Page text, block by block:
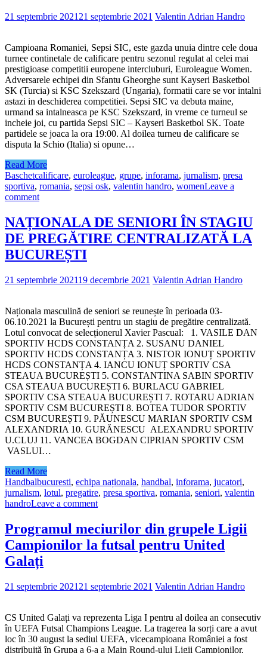
21 septembrie 202121 septembrie 2021 Valentin Adrian Handro
Campioana Romaniei, Sepsi SIC, este gazda unuia dintre cele doua
turnee continetale de calificare pentru sezonul regulat al celei mai
prestigioase competitii europene intercluburi, Euroleague Women.
Adversarele echipei din Sfantu Gheorghe sunt Kayseri Basketbol
SK (Turcia) si KSC Szekszard (Ungaria), formatii care se vor intalni
astazi in deschiderea competitiei. Sepsi SIC va debuta maine,
urmand sa intalneasca pe KSC Szekszard, in vreme ce turneul se
incheie joi, cu partida Sepsi SIC – Kayseri Basketbol SK. Toate
partidele se joaca la ora 19:00. Al doilea turneu de calificare se
disputa la Schio (Italia) si opune…
Read More
Baschetcalificare, euroleague, grupe, inforama, jurnalism, presa
sportiva, romania, sepsi osk, valentin handro, womenLeave a
comment
NAȚIONALA DE SENIORI ÎN STAGIU
DE PREGĂTIRE CENTRALIZATĂ LA
BUCUREȘTI
21 septembrie 202119 decembrie 2021 Valentin Adrian Handro
Naționala masculină de seniori se reunește în perioada 03-
06.10.2021 la București pentru un stagiu de pregătire centralizată.
Lotul convocat de selecționerul Xavier Pascual: 1. VASILE DAN
SPORTIV HCDS CONSTANȚA 2. SUSANU DANIEL
SPORTIV HCDS CONSTANȚA 3. NISTOR IONUȚ SPORTIV
HCDS CONSTANȚA 4. IANCU IONUȚ SPORTIV CSA
STEAUA BUCUREȘTI 5. CONSTANTINA SABIN SPORTIV
CSA STEAUA BUCUREȘTI 6. BURLACU GABRIEL
SPORTIV CSA STEAUA BUCUREȘTI 7. ROTARU ADRIAN
SPORTIV CSM BUCUREȘTI 8. BOTEA TUDOR SPORTIV
CSM BUCUREȘTI 9. PĂUNESCU MARIAN SPORTIV CSM
ALEXANDRIA 10. GURĂNESCU ALEXANDRU SPORTIV
U.CLUJ 11. VANCEA BOGDAN CIPRIAN SPORTIV CSM
VASLUI…
Read More
Handbalbucuresti, echipa naționala, handbal, inforama, jucatori,
jurnalism, lotul, pregatire, presa sportiva, romania, seniori, valentin
handroLeave a comment
Programul meciurilor din grupele Ligii
Campionilor la futsal pentru United
Galați
21 septembrie 2021 21 septembrie 2021 Valentin Adrian Handro
CS United Galați va reprezenta Liga I pentru al doilea an consecutiv
în UEFA Futsal Champions League. La tragerea la sorți care a avut
loc în 30 august la sediul UEFA, vicecampioana României a fost
distribuită în Grupa a 6-a a Main Round-ului Ligii Campionilor,